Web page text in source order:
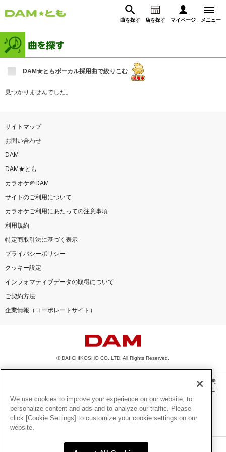
曲を探す 店を探す マイページ メニュー
プレミアムサービス
DAM★とも録音
キャンペーン
お知らせ よくあるご質問
カラオケ最新情報をチェック！
自宅でカラオケ歌い放題！
家族や友達と一緒に！練習にも！
DAM★ともボーカル採用曲で絞りこむ
見つかりませんでした。
サイトマップ
お問い合わせ
DAM
DAM★とも
カラオケ＠DAM
サイトのご利用について
カラオケご利用にあたっての注意事項
利用規約
特定商取引法に基づく表示
プライバシーポリシー
クッキー設定
インフォマティブデータの取得について
ご契約方法
企業情報（コーポレートサイト）
© DAIICHIKOSHO CO.,LTD. All Rights Reserved.
このサイトに掲載されている一切の文章・画像・写真・動画・音声等を、手段や形態
を問わず、著作権法の定める範囲を超えて無断で複製、転載、ファイル化などするこ
とを禁じます。
楽曲及びコンテンツは、機種によりご利用いただけない場合があります。
楽曲及びコンテンツの配信日、配信内容が変更になる場合があります。
楽曲によりMYリスト保存ができない場合があります。
We use cookies to improve your experience on our website, to
personalize content and ads and to analyze our traffic. Please
click [Cookie Settings] to customize your cookie settings on our
website.